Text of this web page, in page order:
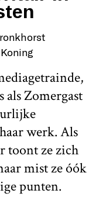
als Zomergast
werk. Als
toont ze zich
mist ze óók
punten.